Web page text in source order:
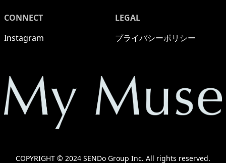
CONNECT
Instagram
LEGAL
プライバシーポリシー
COPYRIGHT © 2024 SENDo Group Inc. All rights reserved.